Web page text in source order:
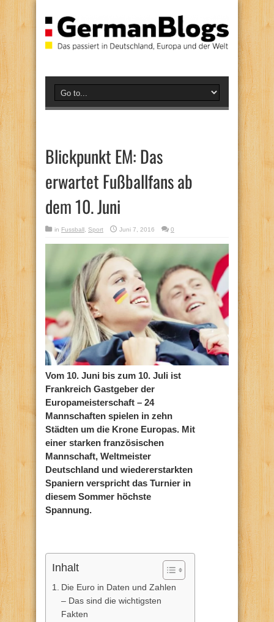
Blickpunkt EM: Das
erwartet Fußballfans ab
dem 10. Juni
in Fussball Sport Juni 7, 2016 0
Vom 10. Juni bis zum 10. Juli ist
Frankreich Gastgeber der
Europameisterschaft – 24
Mannschaften spielen in zehn
Städten um die Krone Europas. Mit
einer starken französischen
Mannschaft, Weltmeister
Deutschland und wiedererstarkten
Spaniern verspricht das Turnier in
diesem Sommer höchste
Spannung.
Inhalt
Die Euro in Daten und Zahlen
– Das sind die wichtigsten
Fakten